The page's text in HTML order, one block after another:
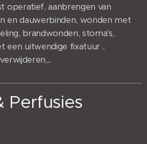
operatief, aanbrengen van
en dauwerbinden, wonden met
brandwonden, stoma's,
een uitwendige fixatuur ,
Perfusies